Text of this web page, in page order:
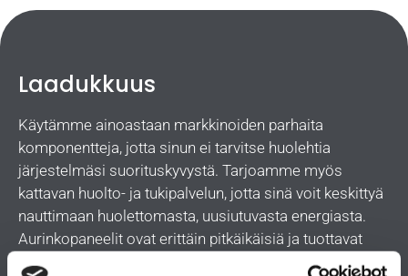
Laadukkuus
Käytämme ainoastaan markkinoiden parhaita
komponentteja, jotta sinun ei tarvitse huolehtia
järjestelmäsi suorituskyvystä. Tarjoamme myös
kattavan huolto- ja tukipalvelun, jotta sinä voit keskittyä
nauttimaan huolettomasta, uusiutuvasta energiasta.
Aurinkopaneelit ovat erittäin pitkäikäisiä ja tuottavat
sähköä tarpeisiisi vuosikymmenten ajan.